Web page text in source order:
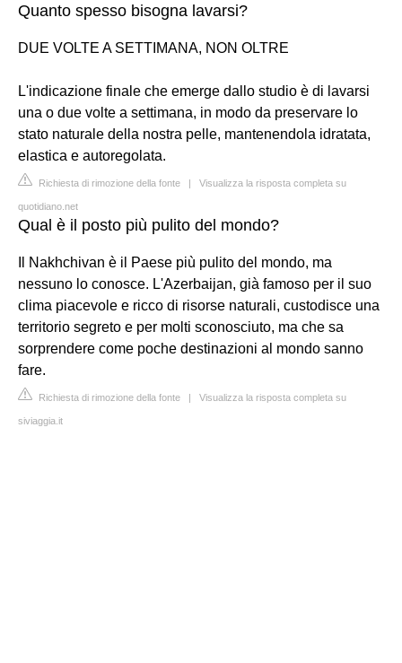
Quanto spesso bisogna lavarsi?
DUE VOLTE A SETTIMANA, NON OLTRE
L'indicazione finale che emerge dallo studio è di lavarsi
una o due volte a settimana, in modo da preservare lo
stato naturale della nostra pelle, mantenendola idratata,
elastica e autoregolata.
Richiesta di rimozione della fonte | Visualizza la risposta completa su
quotidiano.net
Qual è il posto più pulito del mondo?
Il Nakhchivan è il Paese più pulito del mondo, ma
nessuno lo conosce. L'Azerbaijan, già famoso per il suo
clima piacevole e ricco di risorse naturali, custodisce una
territorio segreto e per molti sconosciuto, ma che sa
sorprendere come poche destinazioni al mondo sanno
fare.
Richiesta di rimozione della fonte | Visualizza la risposta completa su
siviaggia.it